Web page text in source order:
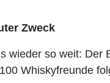
Zweck
wieder so weit: Der
Whiskyfreunde